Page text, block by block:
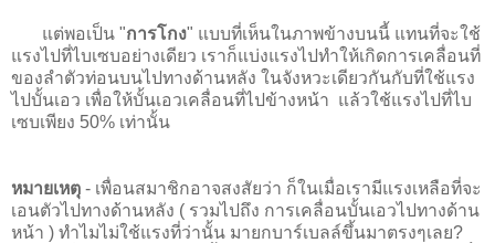
แต่พอเป็น "การโกง" แบบที่เห็นในภาพข้างบนนี้ แทนที่จะใช้
แรงไปที่ไบเซบอย่างเดียว เราก็แบ่งแรงไปทำให้เกิดการเคลื่อนที่
ของลำตัวท่อนบนไปทางด้านหลัง ในจังหวะเดียวกันกับที่ใช้แรง
ไปบั้นเอว เพื่อให้บั้นเอวเคลื่อนที่ไปข้างหน้า แล้วใช้แรงไปที่ไบ
เซบเพียง 50% เท่านั้น
หมายเหตุ - เพื่อนสมาชิกอาจสงสัยว่า ก็ในเมื่อเรามีแรงเหลือที่จะ
เอนตัวไปทางด้านหลัง ( รวมไปถึง การเคลื่อนบั้นเอวไปทางด้าน
หน้า ) ทำไมไม่ใช้แรงที่ว่านั้น มายกบาร์เบลล์ขึ้นมาตรงๆเลย?